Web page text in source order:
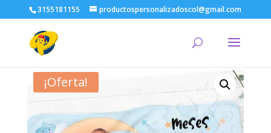
3155181155 productospersonalizadoscol@gmail.com
¡Oferta!